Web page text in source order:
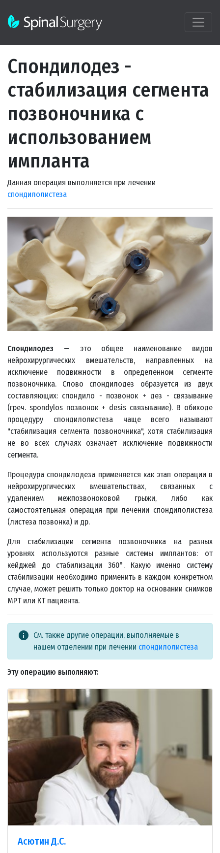
Спондилодез -
стабилизация сегмента
позвоночника с
использованием
импланта
Данная операция выполняется при лечении
спондилолистеза
Спондилодез — это общее наименование видов
нейрохирургических вмешательств, направленных на
исключение подвижности в определенном сегменте
позвоночника. Слово спондилодез образуется из двух
составляющих: спондило - позвонок + дез - связывание
(греч. spondylos позвонок + desis связывание). В обиходе
процедуру спондилолистеза чаще всего называют
"стабилизация сегмента позвоночника", хотя стабилизация
не во всех случаях означает исключение подвижности
сегмента.
Процедура спондилодеза применяется как этап операции в
нейрохирургических вмешательствах, связанных с
удалением межпозвоноковой грыжи, либо как
самостоятельная операция при лечении спондилолистеза
(листеза позвонка) и др.
Для стабилизации сегмента позвоночника на разных
уровнях используются разные системы имплантов: от
кейджей до стабилизации 360°. Какую именно систему
стабилизации необходимо применить в каждом конкретном
случае, может решить только доктор на основании снимков
МРТ или КТ пациента.
info См. также другие операции, выполняемые в
нашем отделении при лечении спондилолистеза
Эту операцию выполняют:
Асютин Д.С.